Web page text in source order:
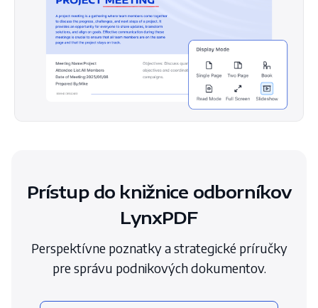
Prístup do knižnice odborníkov
LynxPDF
Perspektívne poznatky a strategické príručky
pre správu podnikových dokumentov.